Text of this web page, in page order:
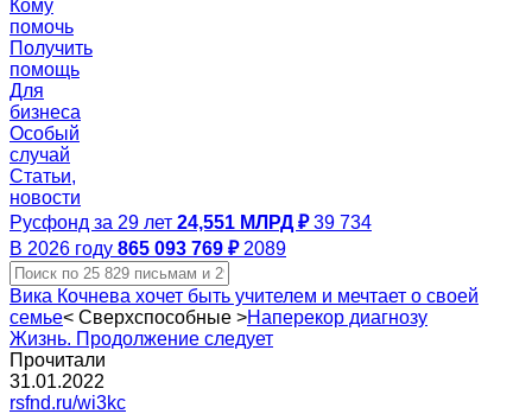
Кому
помочь
Получить
помощь
Для
бизнеса
Особый
случай
Статьи,
новости
Русфонд за 29 лет 24,551 МЛРД ₽ 39 734
В 2026 году 865 093 769 ₽ 2089
Вика Кочнева хочет быть учителем и мечтает о своей
семье< Сверхспособные >Наперекор диагнозу
Жизнь. Продолжение следует
Прочитали
31.01.2022
rsfnd.ru/wi3kc